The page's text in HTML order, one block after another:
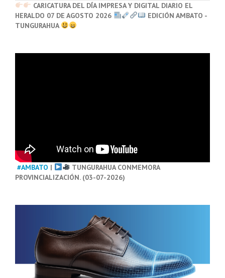
CARICATURA DEL DÍA IMPRESA Y DIGITAL DIARIO EL
HERALDO 07 DE AGOSTO 2026
EDICIÓN AMBATO -
TUNGURAHUA
#AMBATO |
TUNGURAHUA CONMEMORA
PROVINCIALIZACIÓN. (03-07-2026)